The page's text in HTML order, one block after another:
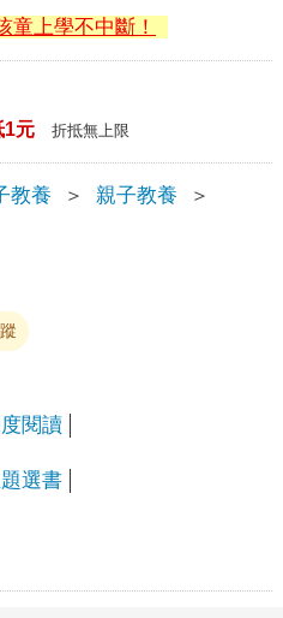
童上學不中斷！
1元 折抵無上限
教養 ＞ 親子教養
＞
閱讀
選書